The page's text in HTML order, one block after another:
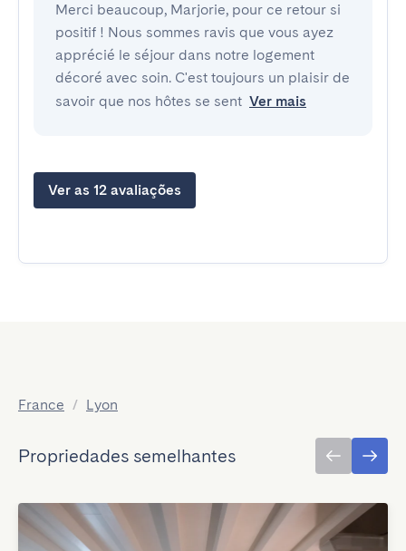
Merci beaucoup, Marjorie, pour ce retour si
positif ! Nous sommes ravis que vous ayez
apprécié le séjour dans notre logement
décoré avec soin. C'est toujours un plaisir de
savoir que nos hôtes se sent Ver mais
Ver as 12 avaliações
France / Lyon
Propriedades semelhantes